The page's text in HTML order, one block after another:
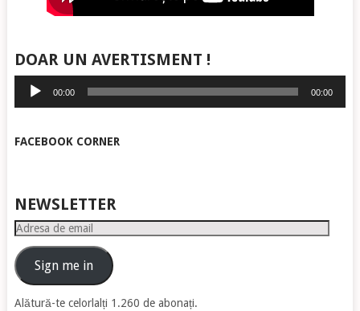
DOAR UN AVERTISMENT !
Player
audio
00:00 00:00
FACEBOOK CORNER
NEWSLETTER
Adresa
emailSign me in
Alătură-te celorlalți 1.260 de abonați.